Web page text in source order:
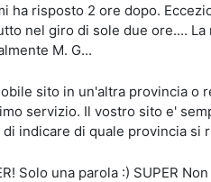
ha risposto 2 ore dopo.
nel giro di sole due ore....
M. G...
sito in un'altra provincia o
servizio. Il vostro sito e'
indicare di quale provincia si
Solo una parola :) SUPER